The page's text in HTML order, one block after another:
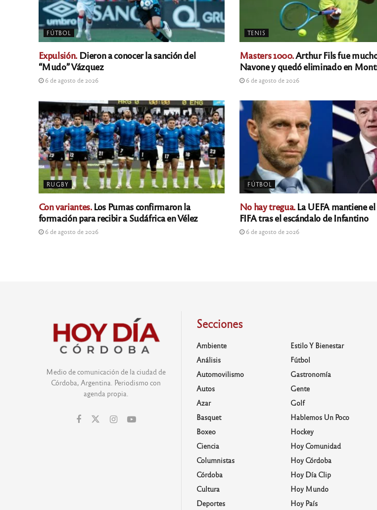
FÚTBOL
Expulsión.Dieron a conocer la sanción del
“Mudo” Vázquez
6 de agosto de 2026
TENIS
Masters 1000.Arthur Fils fue
Navone y quedó eliminado en
6 de agosto de 2026
RUGBY
Con variantes.Los Pumas confirmaron la
formación para recibir a Sudáfrica en Vélez
6 de agosto de 2026
FÚTBOL
No hay tregua.La UEFA mantiene
FIFA tras el escándalo de Infantino
6 de agosto de 2026
Medio de comunicación de la ciudad de
Córdoba, Argentina. Periodismo con
agenda propia.
Secciones
Ambiente
Análisis
Automovilismo
Autos
Azar
Basquet
Boxeo
Ciencia
Columnistas
Córdoba
Cultura
Deportes
Estilo Y Bienestar
Fútbol
Gastronomía
Gente
Golf
Hablemos Un Poco
Hockey
Hoy Comunidad
Hoy Córdoba
Hoy Día Clip
Hoy Mundo
Hoy País